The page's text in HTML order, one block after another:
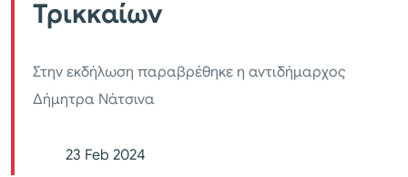
Τρικκαίων
Στην εκδήλωση παραβρέθηκε η αντιδήμαρχος
Δήμητρα Νάτσινα
23 Feb 2024